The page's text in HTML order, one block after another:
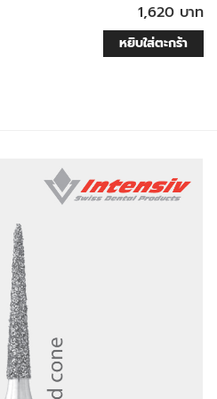
1,620 บาท
หยิบใส่ตะกร้า